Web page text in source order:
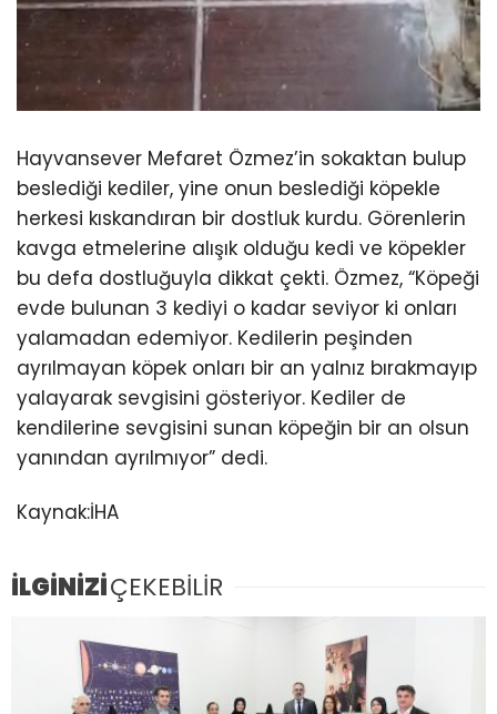
Hayvansever Mefaret Özmez’in sokaktan bulup
beslediği kediler, yine onun beslediği köpekle
herkesi kıskandıran bir dostluk kurdu. Görenlerin
kavga etmelerine alışık olduğu kedi ve köpekler
bu defa dostluğuyla dikkat çekti. Özmez, “Köpeği
evde bulunan 3 kediyi o kadar seviyor ki onları
yalamadan edemiyor. Kedilerin peşinden
ayrılmayan köpek onları bir an yalnız bırakmayıp
yalayarak sevgisini gösteriyor. Kediler de
kendilerine sevgisini sunan köpeğin bir an olsun
yanından ayrılmıyor” dedi.
Kaynak:İHA
İLGİNİZİÇEKEBİLİR